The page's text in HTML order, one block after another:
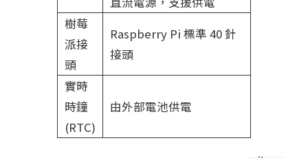
樹莓
派接
頭
Raspberry Pi 標準 40 針
接頭
實時
時鐘
(RTC)
由外部電池供電